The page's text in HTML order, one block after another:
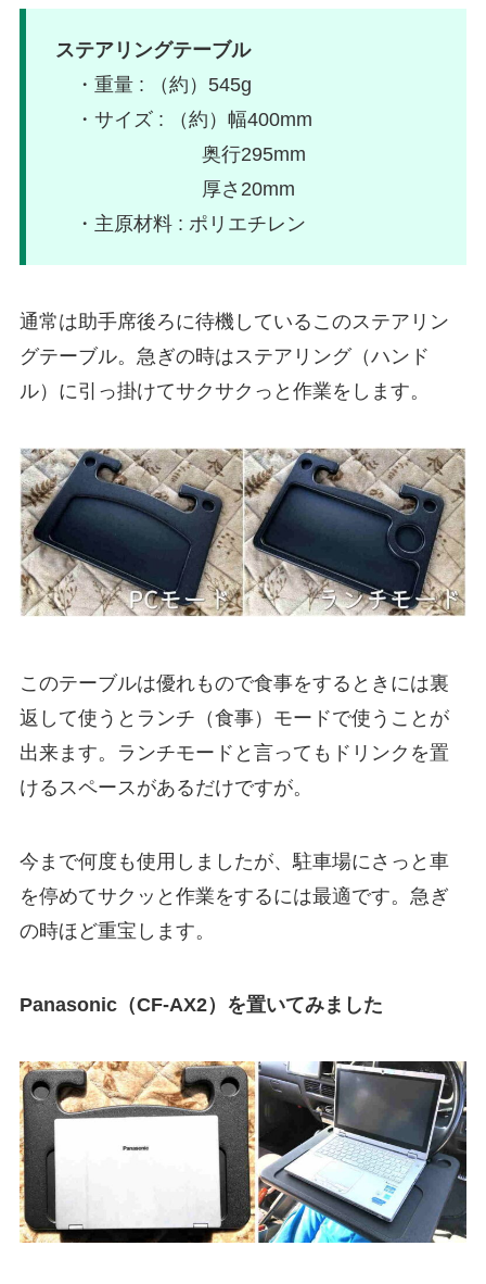
ステアリングテーブル
・重量 : （約）545g
・サイズ : （約）幅400mm
奥行295mm
厚さ20mm
・主原材料 : ポリエチレン
通常は助手席後ろに待機しているこのステアリン
グテーブル。急ぎの時はステアリング（ハンド
ル）に引っ掛けてサクサクっと作業をします。
このテーブルは優れもので食事をするときには裏
返して使うとランチ（食事）モードで使うことが
出来ます。ランチモードと言ってもドリンクを置
けるスペースがあるだけですが。
今まで何度も使用しましたが、駐車場にさっと車
を停めてサクッと作業をするには最適です。急ぎ
の時ほど重宝します。
Panasonic（CF-AX2）を置いてみました